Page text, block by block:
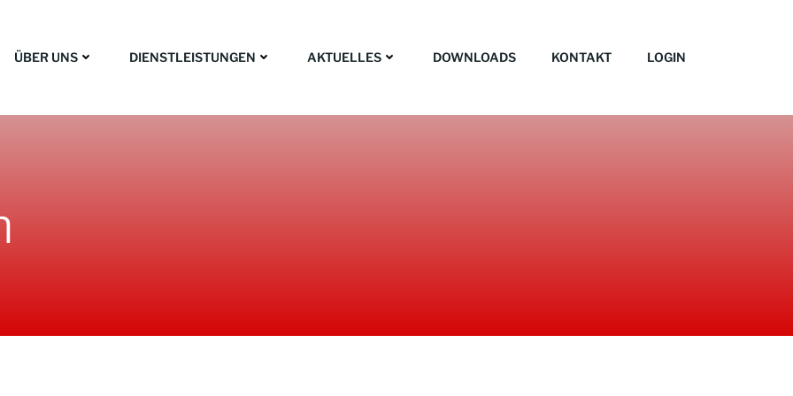
ÜBER UNS DIENSTLEISTUNGEN AKTUELLES DOWNLOADS KONTAKT LOGIN